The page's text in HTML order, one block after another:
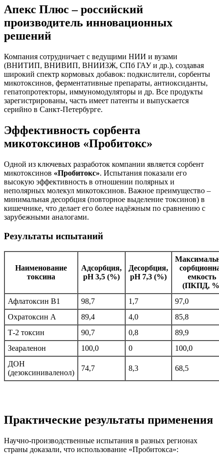
Апекс Плюс – российский
производитель инновационных
решений
Компания сотрудничает с ведущими НИИ и вузами
(ВНИТИП, ВНИВИП, ВНИИЗЖ, СПб ГАУ и др.), создавая
широкий спектр кормовых добавок: подкислители, сорбенты
микотоксинов, ферментативные препараты, антиоксиданты,
гепатопротекторы, иммуномодуляторы и др. Все продукты
зарегистрированы, часть имеет патенты и выпускается
серийно в Санкт-Петербурге.
Эффективность сорбента
микотоксинов «Пробитокс»
Одной из ключевых разработок компании является сорбент
микотоксинов «Пробитокс». Испытания показали его
высокую эффективность в отношении полярных и
неполярных молекул микотоксинов. Важное преимущество –
минимальная десорбция (повторное выделение токсинов) в
кишечнике, что делает его более надёжным по сравнению с
зарубежными аналогами.
Результаты испытаний
Наименование
токсина
Адсорбция,
pH 3,5 (%)
Десорбция,
pH 7,3 (%)
емкость
(ПКПД,
Афлатоксин В1
98,7 1,7
97,0
Охратоксин А
89,4 4,0
85,8
Т-2 токсин
90,7 0,8
89,9
Зеараленон
100,0 0
100,0
ДОН
(дезоксиниваленол)
74,7 8,3 68,5
Практические результаты применения
Научно-производственные испытания в разных регионах
страны доказали, что использование «Пробитокса»: